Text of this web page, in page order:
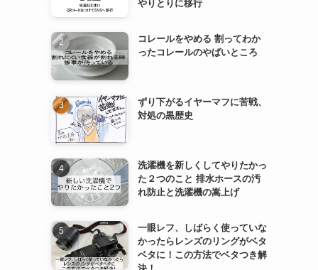
やりとりに移行
コレールをやめる 割ってわか
ったコレールのやばいところ
ずり下がるイヤーマフに苦戦、
対処の黒歴史
洗濯機を新しくしてやりたかっ
た２つのこと 排水ホースの汚
れ防止と洗濯機の嵩上げ
一眼レフ、しばらく使っていな
かったらレンズのリングがベタ
ベタに！この方法でベタつき解